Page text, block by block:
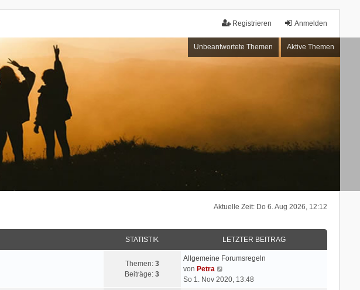
Anmelden
Registrieren
Unbeantwortete Themen Aktive Themen
Aktuelle Zeit: Do 6. Aug 2026, 12:12
STATISTIK LETZTER BEITRAG
Themen: 3
Beiträge:3
Allgemeine Forumsregeln
von Petra
e
So 1. Nov 2020, 13:48